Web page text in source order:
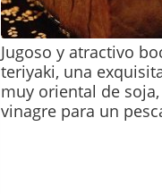
Jugoso y atractivo
teriyaki, una
muy oriental de
vinagre para un